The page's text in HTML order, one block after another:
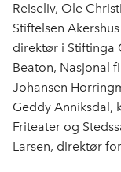
Reiseliv, Ole
Stiftelsen
direktør i Stiftinga
Beaton, Nasjonal
Johansen
Geddy Anniksdal,
Friteater og
Larsen, direktør